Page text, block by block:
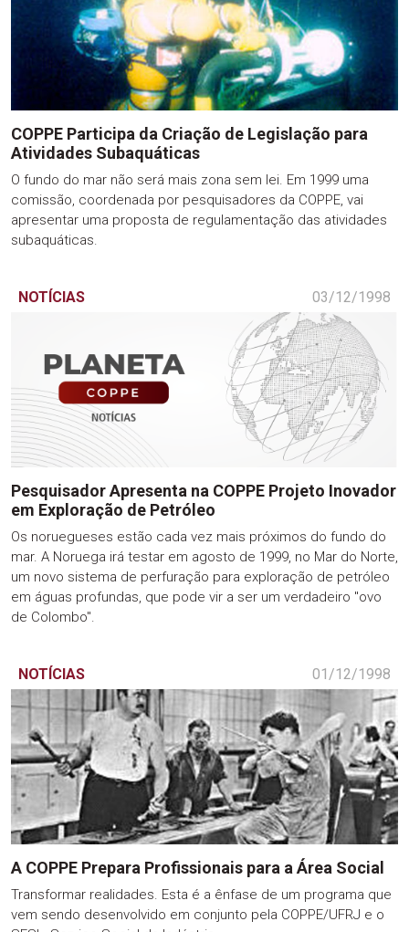
COPPE Participa da Criação de Legislação para
Atividades Subaquáticas
O fundo do mar não será mais zona sem lei. Em 1999 uma
comissão, coordenada por pesquisadores da COPPE, vai
apresentar uma proposta de regulamentação das atividades
subaquáticas.
NOTÍCIAS 03/12/1998
Pesquisador Apresenta na COPPE Projeto Inovador
em Exploração de Petróleo
Os noruegueses estão cada vez mais próximos do fundo do
mar. A Noruega irá testar em agosto de 1999, no Mar do Norte,
um novo sistema de perfuração para exploração de petróleo
em águas profundas, que pode vir a ser um verdadeiro "ovo
de Colombo".
NOTÍCIAS 01/12/1998
A COPPE Prepara Profissionais para a Área Social
Transformar realidades. Esta é a ênfase de um programa que
vem sendo desenvolvido em conjunto pela COPPE/UFRJ e o